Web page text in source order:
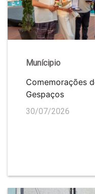
Munícipio
Comemorações
Gespaços
30/07/2026